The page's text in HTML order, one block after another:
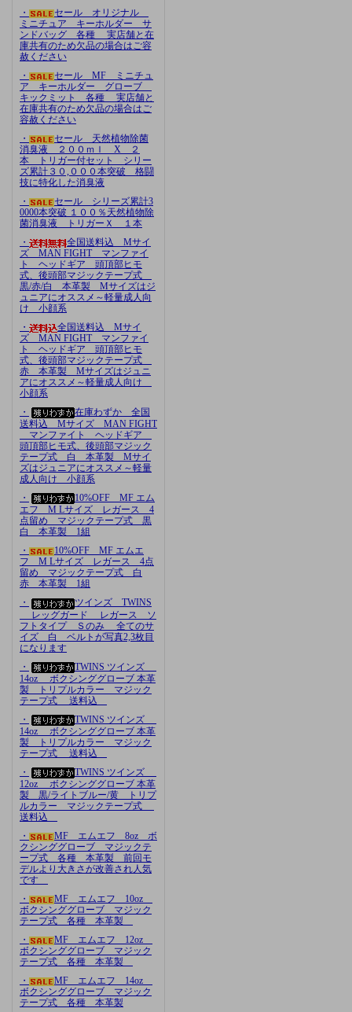
・
セール オリジナル
ミニチュア キーホルダー サ
ンドバッグ 各種 実店舗と在
庫共有のため欠品の場合はご容
赦ください
・
セール MF ミニチュ
ア キーホルダー グローブ
キックミット 各種 実店舗と
在庫共有のため欠品の場合はご
容赦ください
・
セール 天然植物除菌
消臭液 ２００ｍｌ X ２
本 トリガー付セット シリー
ズ累計３０,０００本突破 格闘
技に特化した消臭液
・
セール シリーズ累計3
0000本突破 １００％天然植物除
菌消臭液 トリガーＸ １本
・
全国送料込 Mサイ
ズ MAN FIGHT マンファイ
ト ヘッドギア 頭頂部ヒモ
式、後頭部マジックテープ式
黒/赤/白 本革製 Mサイズはジ
ュニアにオススメ～軽量成人向
け 小顔系
・
全国送料込 Mサイ
ズ MAN FIGHT マンファイ
ト ヘッドギア 頭頂部ヒモ
式、後頭部マジックテープ式
赤 本革製 Mサイズはジュニ
アにオススメ～軽量成人向け
小顔系
・
在庫わずか 全国
送料込 Mサイズ MAN FIGHT
マンファイト ヘッドギア
頭頂部ヒモ式、後頭部マジック
テープ式 白 本革製 Mサイ
ズはジュニアにオススメ～軽量
成人向け 小顔系
・
10%OFF MF エム
エフ M Lサイズ レガース 4
点留め マジックテープ式 黒
白 本革製 1組
・
10%OFF MF エムエ
フ M Lサイズ レガース 4点
留め マジックテープ式 白
赤 本革製 1組
・
ツインズ TWINS
レッグガード レガース ソ
フトタイプ Ｓのみ 全てのサ
イズ 白 ベルトが写真2,3枚目
になります
・
TWINS ツインズ
14oz ボクシンググローブ 本革
製 トリプルカラー マジック
テープ式 送料込
・
TWINS ツインズ
14oz ボクシンググローブ 本革
製 トリプルカラー マジック
テープ式 送料込
・
TWINS ツインズ
12oz ボクシンググローブ 本革
製 黒/ライトブルー/黄 トリプ
ルカラー マジックテープ式
送料込
・
MF エムエフ 8oz ボ
クシンググローブ マジックテ
ープ式 各種 本革製 前回モ
デルより大きさが改善され人気
です
・
MF エムエフ 10oz
ボクシンググローブ マジック
テープ式 各種 本革製
・
MF エムエフ 12oz
ボクシンググローブ マジック
テープ式 各種 本革製
・
MF エムエフ 14oz
ボクシンググローブ マジック
テープ式 各種 本革製